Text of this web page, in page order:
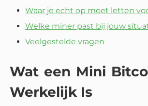
Waar je echt op moet letten
Welke miner past bij jouw
Veelgestelde vragen
Wat een Mini
Werkelijk Is